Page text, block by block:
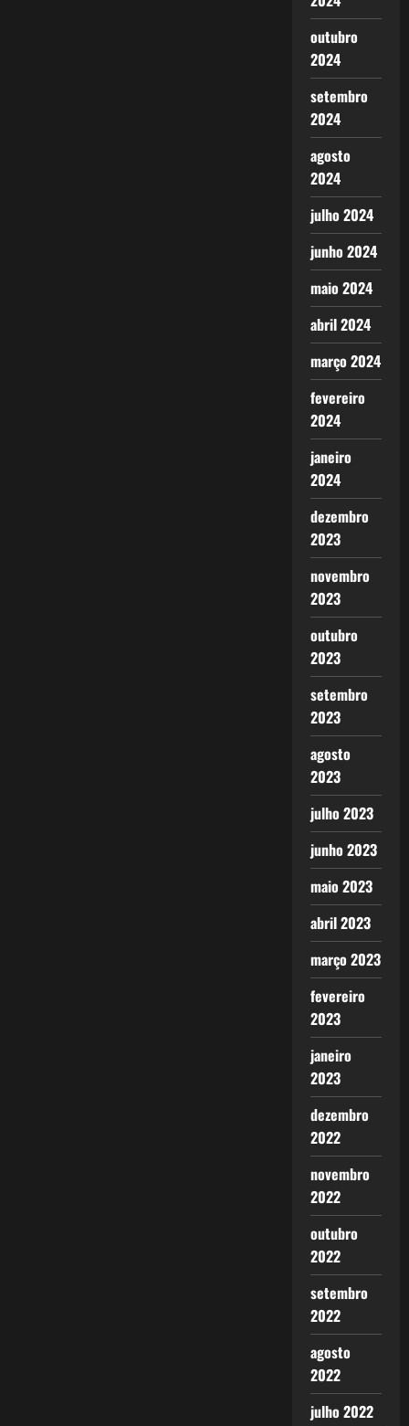
outubro
2024
setembro
2024
agosto
2024
julho 2024
junho 2024
maio 2024
abril 2024
março 2024
fevereiro
2024
janeiro
2024
dezembro
2023
novembro
2023
outubro
2023
setembro
2023
agosto
2023
julho 2023
junho 2023
maio 2023
abril 2023
março 2023
fevereiro
2023
janeiro
2023
dezembro
2022
novembro
2022
outubro
2022
setembro
2022
agosto
2022
julho 2022